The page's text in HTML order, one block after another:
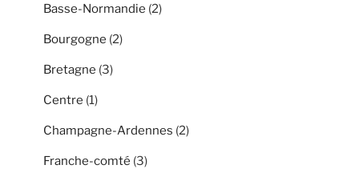
Basse-Normandie (2)
Bourgogne (2)
Bretagne (3)
Centre (1)
Champagne-Ardennes (2)
Franche-comté (3)